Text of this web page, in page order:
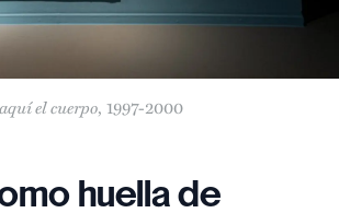
el cuerpo, 1997-2000
huella de